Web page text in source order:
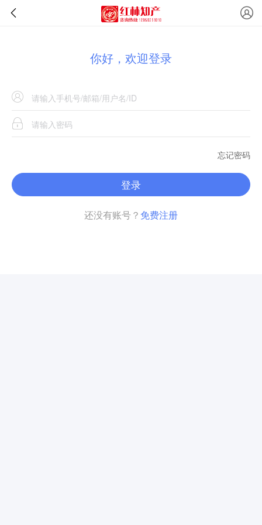
你好，欢迎登录
忘记密码
登录
还没有账号？ 免费注册